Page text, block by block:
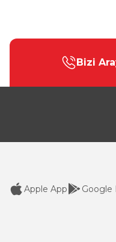
Görüş ve önerileriniz için
Ürün resmi kalitesiz,
Ürün açıklamasında
Bizi
Apple App Google